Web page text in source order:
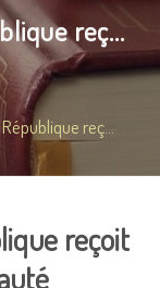
reç...
reç...
reçoit